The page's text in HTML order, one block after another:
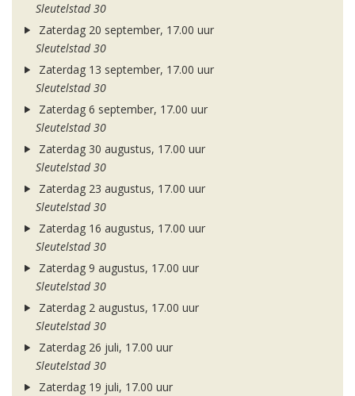
Sleutelstad 30
Zaterdag 20 september, 17.00 uur
Sleutelstad 30
Zaterdag 13 september, 17.00 uur
Sleutelstad 30
Zaterdag 6 september, 17.00 uur
Sleutelstad 30
Zaterdag 30 augustus, 17.00 uur
Sleutelstad 30
Zaterdag 23 augustus, 17.00 uur
Sleutelstad 30
Zaterdag 16 augustus, 17.00 uur
Sleutelstad 30
Zaterdag 9 augustus, 17.00 uur
Sleutelstad 30
Zaterdag 2 augustus, 17.00 uur
Sleutelstad 30
Zaterdag 26 juli, 17.00 uur
Sleutelstad 30
Zaterdag 19 juli, 17.00 uur